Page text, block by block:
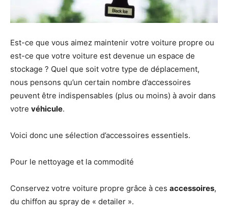
Est-ce que vous aimez maintenir votre voiture propre ou
est-ce que votre voiture est devenue un espace de
stockage ? Quel que soit votre type de déplacement,
nous pensons qu’un certain nombre d’accessoires
peuvent être indispensables (plus ou moins) à avoir dans
votre véhicule.
Voici donc une sélection d’accessoires essentiels.
Pour le nettoyage et la commodité
Conservez votre voiture propre grâce à ces accessoires,
du chiffon au spray de « detailer ».